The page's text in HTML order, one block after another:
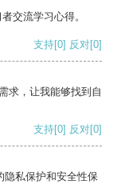
交流学习心得。
支持[0] 反对[0]
求，让我能够找到自
支持[0] 反对[0]
隐私保护和安全性保